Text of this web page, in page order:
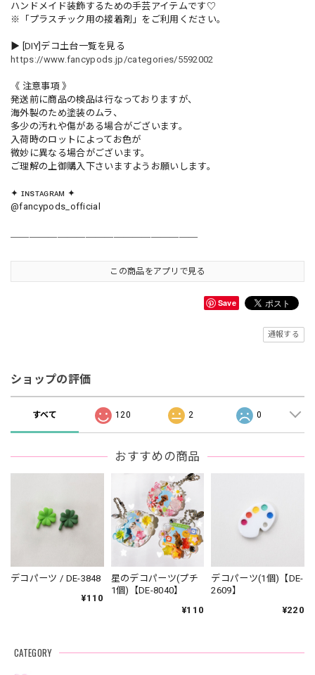
ハンドメイド装飾するための手芸アイテムです♡
※「プラスチック用の接着剤」をご利用ください。
▶︎ [DIY]デコ土台一覧を見る
https://www.fancypods.jp/categories/5592002
《 注意事項 》
発送前に商品の検品は行なっておりますが、
海外製のため塗装のムラ、
多少の汚れや傷がある場合がございます。
入荷時のロットによってお色が
微妙に異なる場合がございます。
ご理解の上御購入下さいますようお願いします。
✦ ɪɴsᴛᴀɢʀᴀᴍ ✦
@fancypods_official
この商品をアプリで見る
Save
通報する
ショップの評価
すべて 120 2 0
おすすめの商品
デコパーツ / DE-3848
¥110
星のデコパーツ(プチ
1個)【DE-8040】
¥110
デコパーツ(1個)【DE-
2609】
¥220
CATEGORY